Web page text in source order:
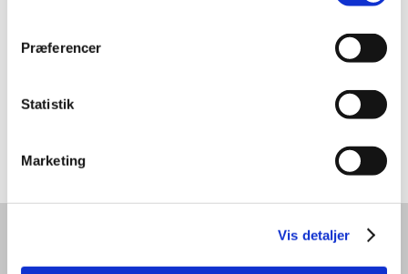
Præferencer
Statistik
Marketing
Vis detaljer
FIRMAINFORMATION